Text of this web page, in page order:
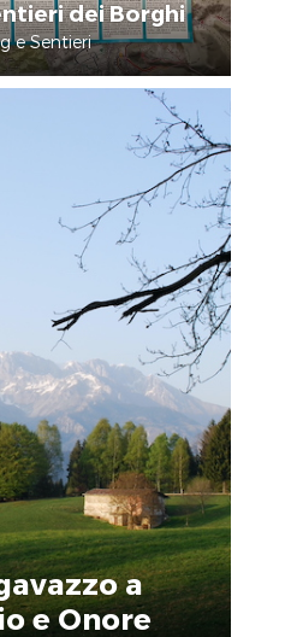
dei Borghi
e Sentieri
a
e Onore